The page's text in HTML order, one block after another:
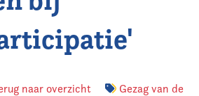
naar overzicht
Gezag van de